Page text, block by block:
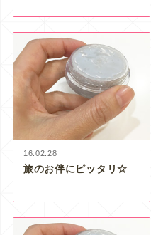
16.02.28
旅のお伴にピッタリ☆